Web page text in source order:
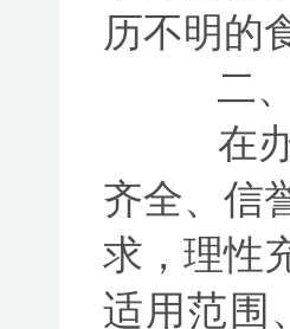
历不明的
二、
在办
齐全、信
求，理性
适用范围